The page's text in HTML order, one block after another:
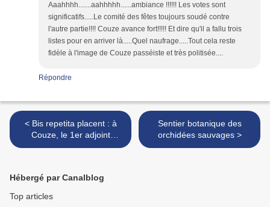
Aaahhhh.......aahhhhh......ambiance !!!!!! Les votes sont
significatifs.....Le comité des fêtes toujours soudé contre
l'autre partie!!!! Couze avance fort!!!!! Et dire qu'il a fallu trois
listes pour en arriver là.....Quel naufrage.....Tout cela reste
fidèle à l'image de Couze passéiste et très politisée....
Répondre
< Bis repetita placent : à
Couze, le 1er adjoint
démissionne en fin de
Sentier botanique des
orchidées sauvages >
Hébergé par Canalblog
Top articles